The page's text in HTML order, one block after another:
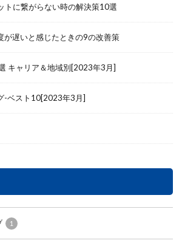
トに繋がらない時の解決策10選
が遅いと感じたときの9の改善策
キャリア＆地域別[2023年3月]
-ベスト10[2023年3月]
1